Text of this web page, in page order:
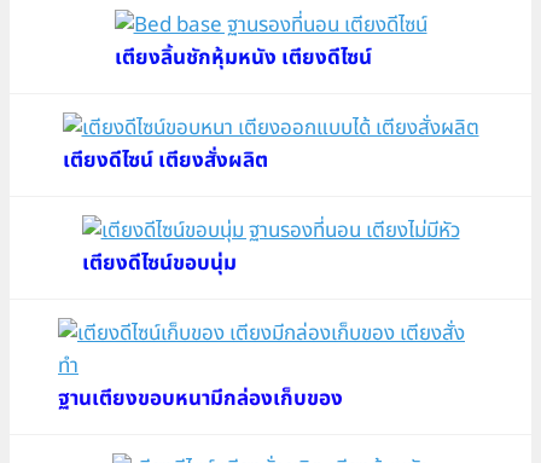
เตียงลิ้นชักหุ้มหนัง เตียงดีไซน์
เตียงดีไซน์ เตียงสั่งผลิต
เตียงดีไซน์ขอบนุ่ม
ฐานเตียงขอบหนามีกล่องเก็บของ